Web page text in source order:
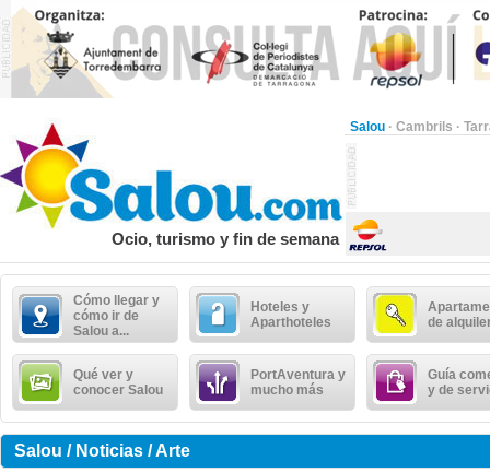
Salou · Cambrils ·
Ocio, turismo y fin de semana
Cómo llegar y
cómo ir de
Salou a...
Hoteles y
Aparthoteles
de
Qué ver y
conocer Salou
PortAventura y
mucho más
Guía
y de
Salou / Noticias / Arte